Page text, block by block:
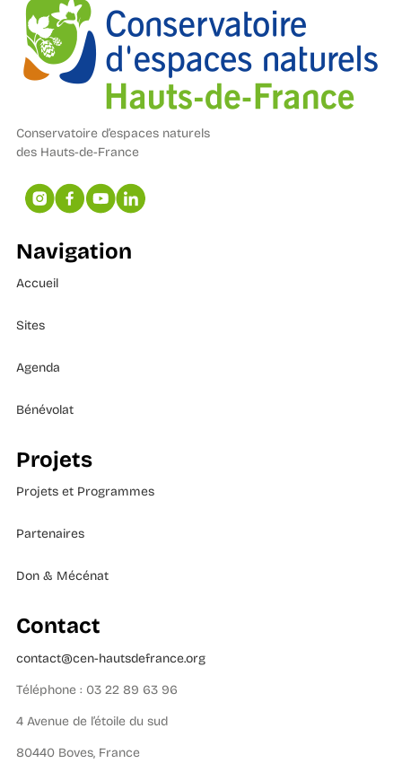
Conservatoire d’espaces naturels
des Hauts-de-France
Navigation
Accueil
Sites
Agenda
Bénévolat
Projets
Projets et Programmes
Partenaires
Don & Mécénat
Contact
contact@cen-hautsdefrance.org
Téléphone : 03 22 89 63 96
4 Avenue de l’étoile du sud
80440 Boves, France